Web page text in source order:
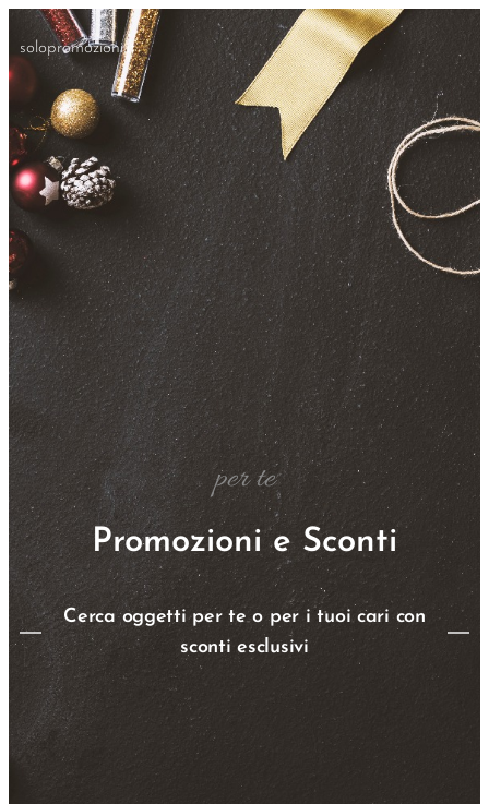
solopromozioni.it
per te
Promozioni e Sconti
Cerca oggetti per te o per i tuoi cari con
sconti esclusivi